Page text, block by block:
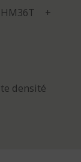
+
densité